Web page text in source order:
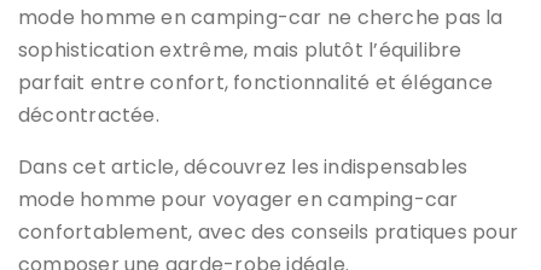
mode homme en camping-car ne cherche pas la
sophistication extrême, mais plutôt l’équilibre
parfait entre confort, fonctionnalité et élégance
décontractée.
Dans cet article, découvrez les indispensables
mode homme pour voyager en camping-car
confortablement, avec des conseils pratiques pour